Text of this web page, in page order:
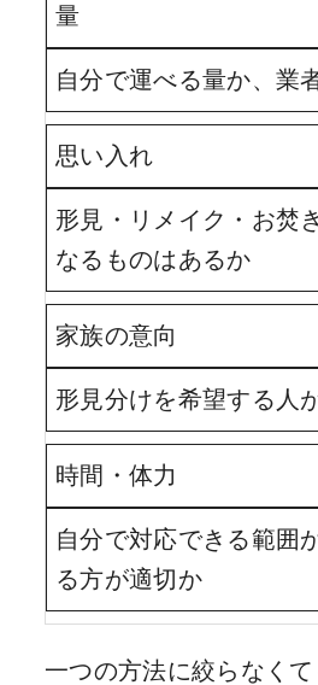
量
自分で運べる量か、業
思い入れ
形見・リメイク・お焚
なるものはあるか
家族の意向
形見分けを希望する人
時間・体力
自分で対応できる範囲
る方が適切か
一つの方法に絞らなく